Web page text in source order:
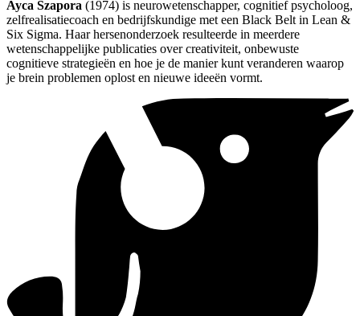
Ayca Szapora (1974) is neurowetenschapper, cognitief psycholoog,
zelfrealisatiecoach en bedrijfskundige met een Black Belt in Lean &
Six Sigma. Haar hersenonderzoek resulteerde in meerdere
wetenschappelijke publicaties over creativiteit, onbewuste
cognitieve strategieën en hoe je de manier kunt veranderen waarop
je brein problemen oplost en nieuwe ideeën vormt.